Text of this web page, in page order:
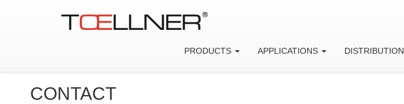
PRODUCTS APPLICATIONS DISTRIBUTION
CONTACT